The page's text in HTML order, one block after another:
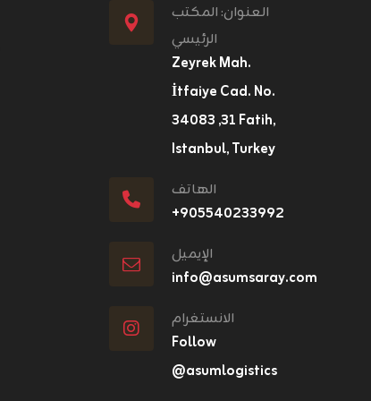
العنوان: المكتب
الرئيسي
Zeyrek Mah.
İtfaiye Cad. No.
٣١, ٣٤٠٨٣ Fatih,
Istanbul, Turkey
الهاتف
+٩٠٥٥٤٠٢٣٣٩٩٢
الإيميل
info@asumsaray.com
الانستغرام
Follow
@asumlogistics